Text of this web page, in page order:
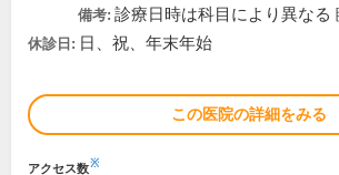
備考: 診療日時は科目により異なる
休診日: 日、祝、年末年始
この医院の詳細をみる
アクセス数※